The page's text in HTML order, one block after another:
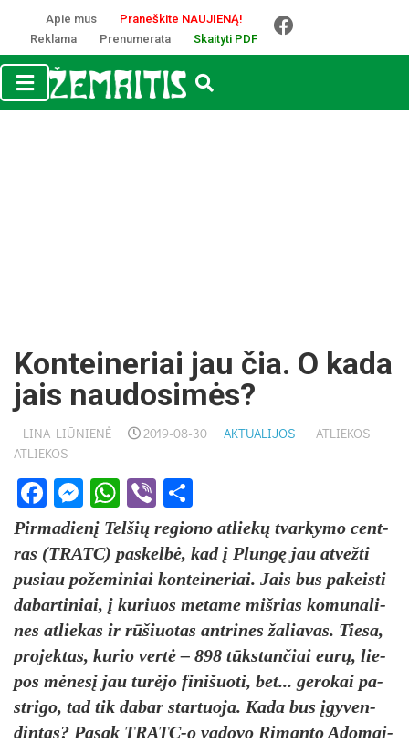
Apie mus
Praneškite NAUJIENĄ!
Reklama
Prenumerata Skaityti PDF
Konteineriai jau čia. O kada
jais naudosimės?
LINA LIŪNIENĖ 2019-08-30 AKTUALIJOS
ATLIEKOS
ATLIEKOS
Facebook
Messenger
WhatsApp
Viber
Pir­ma­die­nį Tel­šių re­gio­no at­lie­kų tvar­ky­mo cent­
ras (TRATC) pa­skel­bė, kad į Plun­gę jau at­vež­ti
pu­siau po­že­mi­niai kon­tei­ne­riai. Jais bus pa­keis­ti
da­bar­ti­niai, į ku­riuos me­ta­me miš­rias ko­mu­na­li­
nes at­lie­kas ir rū­šiuo­tas ant­ri­nes ža­lia­vas. Tie­sa,
pro­jek­tas, ku­rio ver­tė – 898 tūks­tan­čiai eu­rų, lie­
pos mė­ne­sį jau tu­rė­jo fi­ni­šuo­ti, bet... ge­ro­kai pa­
stri­go, tad tik da­bar star­tuo­ja. Ka­da bus įgy­ven­
din­tas? Pa­sak TRATC-o va­do­vo Ri­man­to Ado­mai­